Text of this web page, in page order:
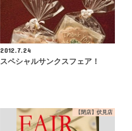
2012.7.24
スペシャルサンクスフェア！
【閉店】伏見店